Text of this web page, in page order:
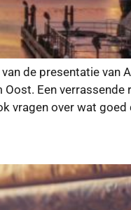
de presentatie van
Een
vragen over wat